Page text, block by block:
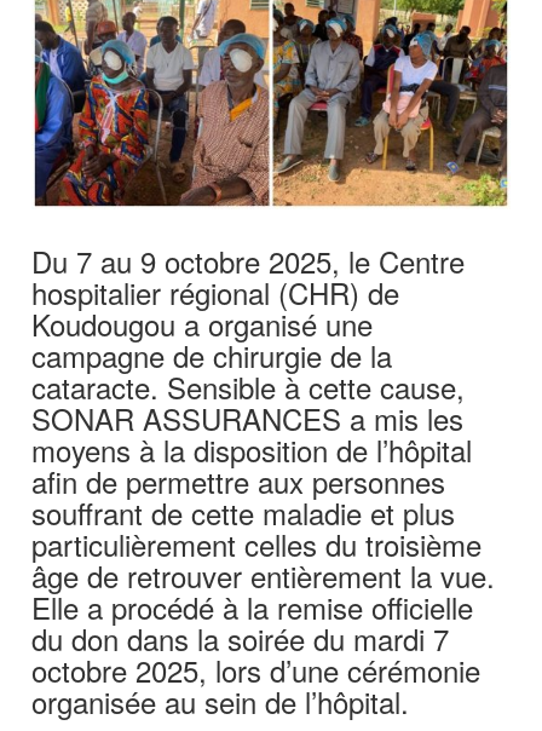
Du 7 au 9 octobre 2025, le Centre
hospitalier régional (CHR) de
Koudougou a organisé une
campagne de chirurgie de la
cataracte. Sensible à cette cause,
SONAR ASSURANCES a mis les
moyens à la disposition de l’hôpital
afin de permettre aux personnes
souffrant de cette maladie et plus
particulièrement celles du troisième
âge de retrouver entièrement la vue.
Elle a procédé à la remise officielle
du don dans la soirée du mardi 7
octobre 2025, lors d’une cérémonie
organisée au sein de l’hôpital.